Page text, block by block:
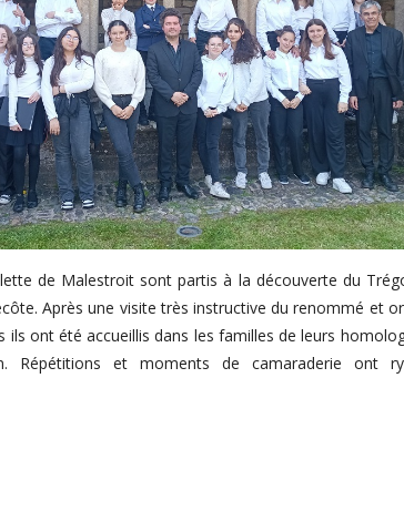
de Malestroit sont partis à la découverte du
Après une visite très instructive du renommé et
ils ont été accueillis dans les familles de leurs
Répétitions et moments de camaraderie ont